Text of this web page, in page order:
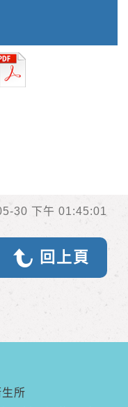
30 下午 01:45:01
回上頁
所